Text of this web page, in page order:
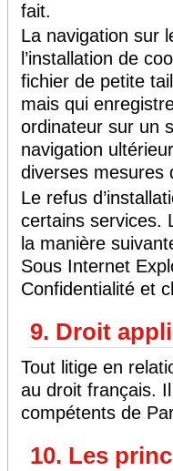
fait.
La navigation sur
l’installation de
fichier de petite
mais qui
ordinateur sur un
navigation
diverses mesures
Le refus
certains services.
la manière
Sous Internet
Confidentialité et
9. Droit
Tout litige en
au droit français.
compétents de
10. Les